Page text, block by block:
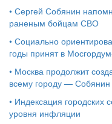
• Сергей Собянин
раненым бойцам СВО
• Социально
годы принят в
• Москва продолжит
всему городу — Собянин
• Индексация городских
уровня инфляции